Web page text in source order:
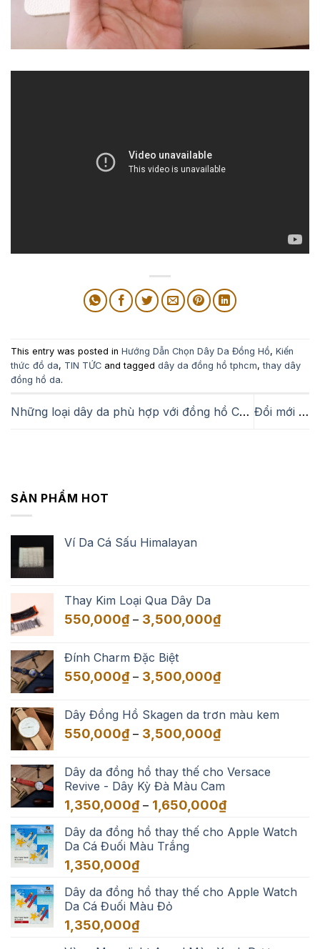
This entry was posted in Hướng Dẫn Chọn Dây Da Đồng Hồ, Kiến
thức đồ da, TIN TỨC and tagged dây da đồng hồ tphcm,thay dây
đồng hồ da.
Những loại dây da phù hợp với đồng hồ Certina Đổi mới cho đồng hồ Parmigiani với dây da kỳ đà
SẢN PHẨM HOT
Ví Da Cá Sấu Himalayan
Thay Kim Loại Qua Dây Da
550,000₫ – 3,500,000₫Khoảng
đến
Đính Charm Đặc Biệt
550,000₫ – 3,500,000₫Khoảng
550,000₫
đến
Dây Đồng Hồ Skagen da trơn màu kem
550,000₫ – 3,500,000₫Khoảng
550,000₫
đến
3,500,000₫
Dây da đồng hồ thay thế cho Versace
Revive - Dây Kỳ Đà Màu Cam
1,350,000₫ – 1,650,000₫Khoảng
từ
Dây da đồng hồ thay thế cho Apple Watch
Da Cá Đuối Màu Trắng
1,350,000₫
Dây da đồng hồ thay thế cho Apple Watch
Da Cá Đuối Màu Đỏ
1,350,000₫